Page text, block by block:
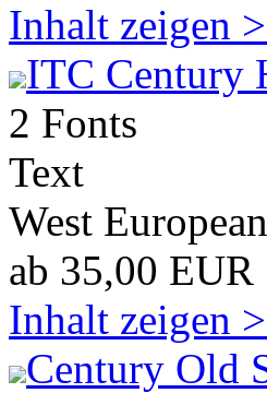
Inhalt zeigen
ITC Century
2 Fonts
Text
West European
ab 35,00 EUR
Inhalt zeigen
Century Old